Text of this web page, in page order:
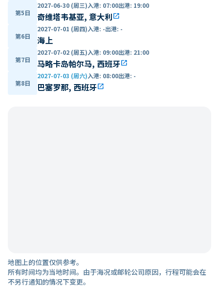
第5日
2027-06-30 (周三)入港: 07:00出港: 19:00
奇维塔韦基亚, 意大利open_in_new
第6日
2027-07-01 (周四)入港: -出港: -
海上
第7日
2027-07-02 (周五)入港: 09:00出港: 21:00
马略卡岛帕尔马, 西班牙open_in_new
第8日
2027-07-03 (周六)入港: 08:00出港: -
巴塞罗那, 西班牙open_in_new
地图上的位置仅供参考。
所有时间均为当地时间。由于海况或邮轮公司原因，行程可能会在
不另行通知的情况下变更。